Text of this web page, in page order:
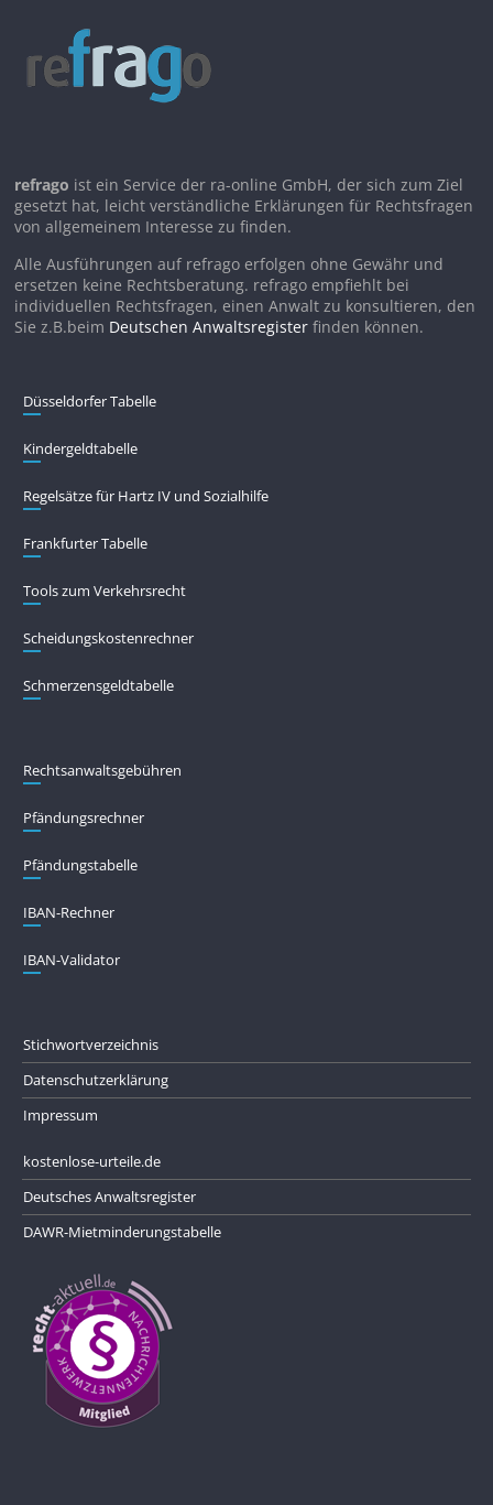
refrago ist ein Service der ra-online GmbH, der sich zum Ziel
gesetzt hat, leicht verständliche Erklärungen für Rechtsfragen
von allgemeinem Interesse zu finden.
Alle Ausführungen auf refrago erfolgen ohne Gewähr und
ersetzen keine Rechtsberatung. refrago empfiehlt bei
individuellen Rechtsfragen, einen Anwalt zu konsultieren, den
Sie z.B.beim Deutschen Anwaltsregister finden können.
Düsseldorfer Tabelle
Kindergeldtabelle
Regelsätze für Hartz IV und Sozialhilfe
Frankfurter Tabelle
Tools zum Verkehrsrecht
Scheidungskostenrechner
Schmerzensgeldtabelle
Rechtsanwaltsgebühren
Pfändungs­rechner
Pfändungs­tabelle
IBAN-Rechner
IBAN-Validator
Stichwortverzeichnis
Datenschutzerklärung
Impressum
kostenlose-urteile.de
Deutsches Anwaltsregister
DAWR-Mietminderungstabelle